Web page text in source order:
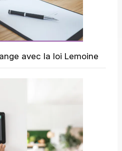
avec la loi Lemoine